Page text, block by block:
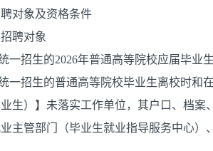
对象及资格条件
招聘对象
一招生的2026年普通高等院校应届毕业生
一招生的普通高等院校毕业生离校时和
生）】未落实工作单位，其户口、档
主管部门（毕业生就业指导服务中心